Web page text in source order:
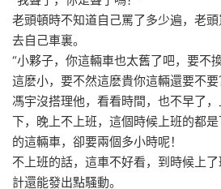
人全身血液流暢，看的出來，老闆的音
馮宇先是去了趟火車，讓自己的車在
班。
馮宇剛開車去的車站，一個老頭就直
不是聾了！”
“我聾嗎！”
“我聾了，你是聾了嗎？”
老頭頓時不知道自己罵了多少遍，老頭
去自己車裏。